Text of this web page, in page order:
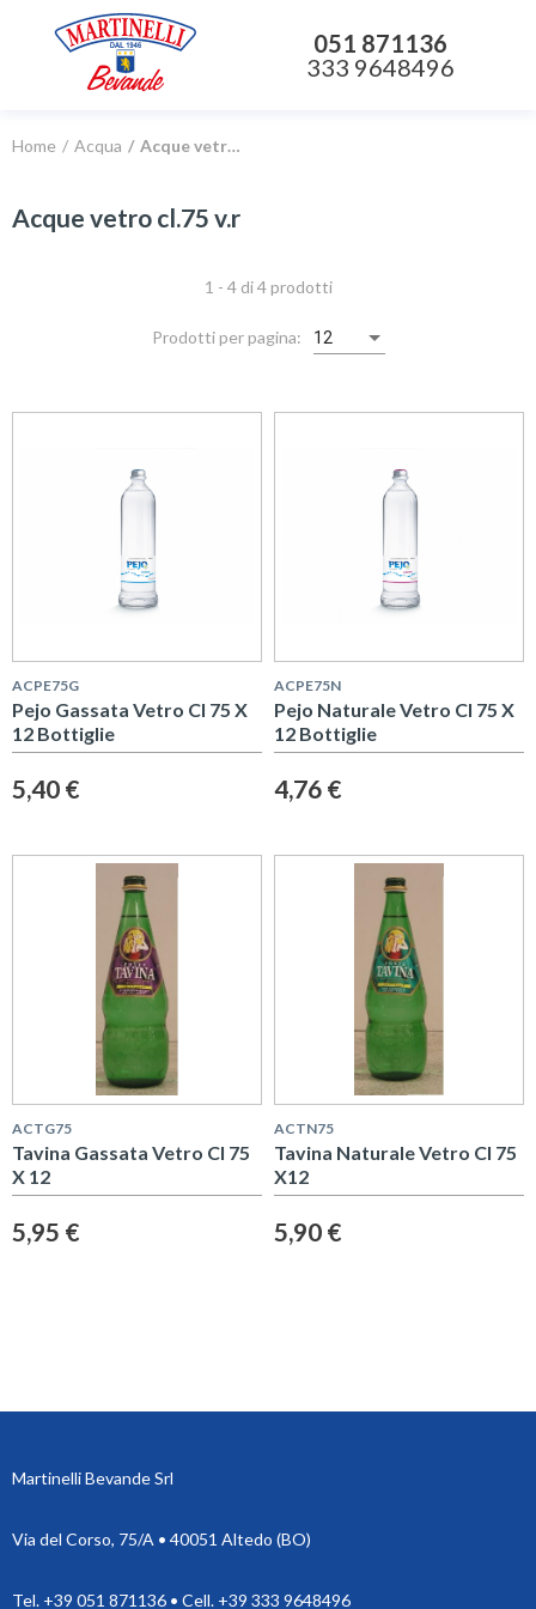
051 871136
333 9648496
Home Acqua Acque vetro cl.75 v.r
Acque vetro cl.75 v.r
1 - 4 di 4 prodotti
Prodotti per pagina: 12
ACPE75G
Pejo Gassata Vetro Cl 75 X
12 Bottiglie
5,40 €
ACPE75N
Pejo Naturale Vetro Cl 75 X
12 Bottiglie
4,76 €
ACTG75
Tavina Gassata Vetro Cl 75
X 12
5,95 €
ACTN75
Tavina Naturale Vetro Cl 75
X12
5,90 €
Martinelli Bevande Srl
Via del Corso, 75/A • 40051 Altedo (BO)
Tel. +39 051 871136 • Cell. +39 333 9648496